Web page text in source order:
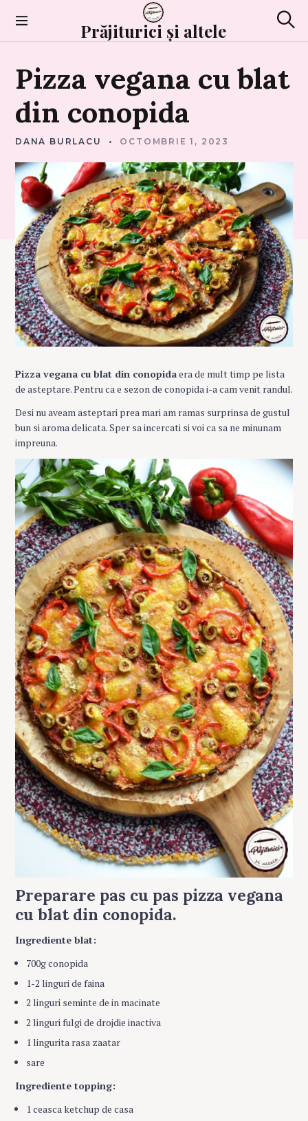
Prăjiturici și altele
E
P
O
T
Pizza vegana cublat
din conopida
DANA BURLACU OCTOMBRIE 1, 2023
Pizza vegana cu blat din conopidaera de mult timp pe lista
de asteptare. Pentru ca e sezon de conopida i-a cam venit randul.
Desi nu aveam asteptari prea mari am ramas surprinsa de gustul
bun si aroma delicata. Sper sa incercati si voi ca sa ne minunam
impreuna.
Preparare pas cu pas pizza vegana
cu blat din conopida.
Ingrediente blat:
700g conopida
1-2 linguri de faina
2 linguri seminte de in macinate
2 linguri fulgi de drojdie inactiva
1 lingurita rasa zaatar
sare
Ingrediente topping:
1 ceasca ketchup de casa